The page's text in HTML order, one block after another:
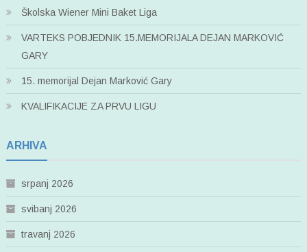
Školska Wiener Mini Baket Liga
VARTEKS POBJEDNIK 15.MEMORIJALA DEJAN MARKOVIĆ
GARY
15. memorijal Dejan Marković Gary
KVALIFIKACIJE ZA PRVU LIGU
ARHIVA
srpanj 2026
svibanj 2026
travanj 2026